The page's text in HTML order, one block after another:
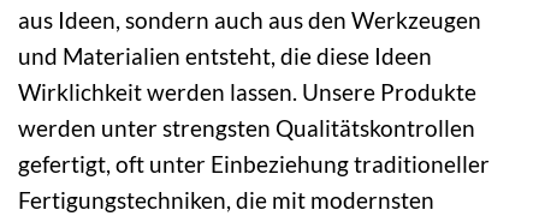
aus Ideen, sondern auch aus den Werkzeugen
und Materialien entsteht, die diese Ideen
Wirklichkeit werden lassen. Unsere Produkte
werden unter strengsten Qualitätskontrollen
gefertigt, oft unter Einbeziehung traditioneller
Fertigungstechniken, die mit modernsten